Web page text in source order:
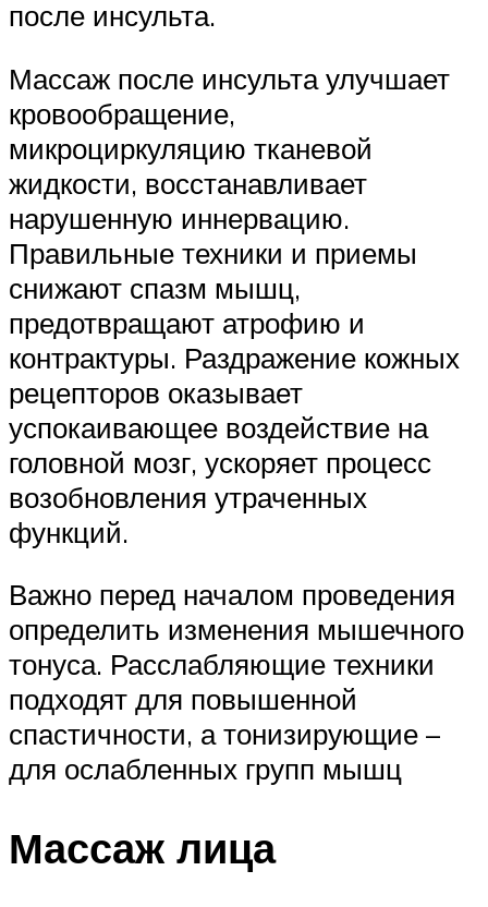
после инсульта.
Массаж после инсульта улучшает
кровообращение,
микроциркуляцию тканевой
жидкости, восстанавливает
нарушенную иннервацию.
Правильные техники и приемы
снижают спазм мышц,
предотвращают атрофию и
контрактуры. Раздражение кожных
рецепторов оказывает
успокаивающее воздействие на
головной мозг, ускоряет процесс
возобновления утраченных
функций.
Важно перед началом проведения
определить изменения мышечного
тонуса. Расслабляющие техники
подходят для повышенной
спастичности, а тонизирующие –
для ослабленных групп мышц
Массаж лица